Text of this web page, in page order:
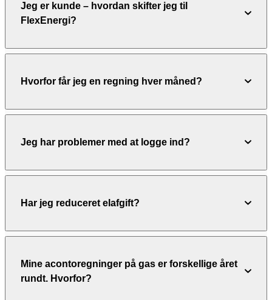
Jeg er kunde – hvordan skifter jeg til
FlexEnergi?
Hvorfor får jeg en regning hver måned?
Jeg har problemer med at logge ind?
Har jeg reduceret elafgift?
Mine acontoregninger på gas er forskellige året
rundt. Hvorfor?